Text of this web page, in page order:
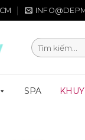
Tìm
kiếm:
SPA